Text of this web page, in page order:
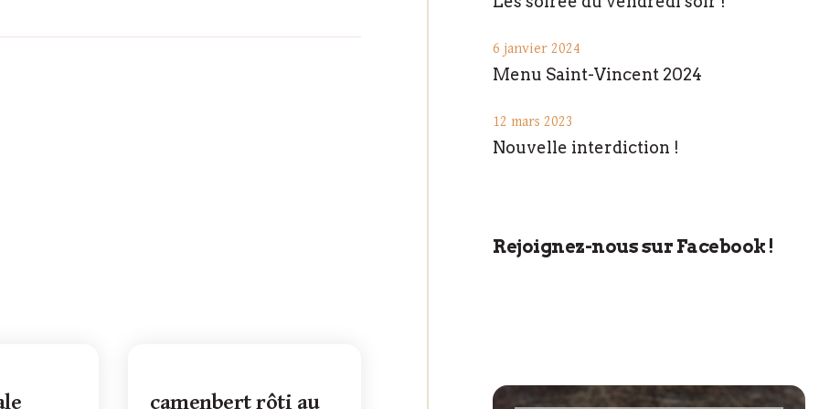
camenbert rôti au
6 janvier 2024
Menu Saint-Vincent 2024
12 mars 2023
Nouvelle interdiction !
Rejoignez-nous sur Facebook !